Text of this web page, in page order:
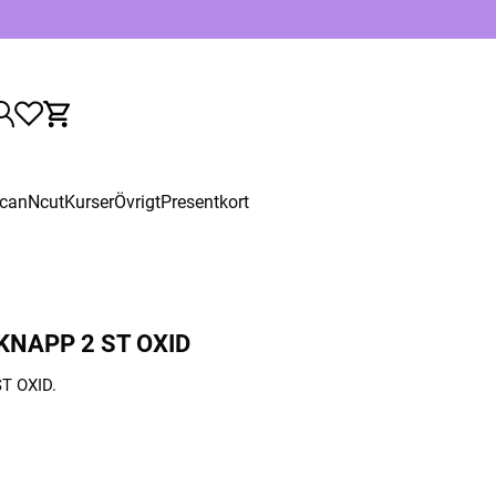
KurserÖvrigtPresentkort
2 ST OXID
OXID.